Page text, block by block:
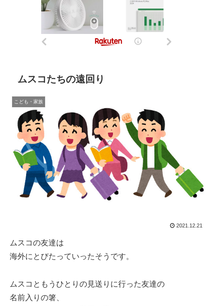
ムスコたちの遠回り
こども・家族
2021.12.21
ムスコの友達は
海外にとびたっていったそうです。
ムスコともうひとりの見送りに行った友達の
名前入りの箸、